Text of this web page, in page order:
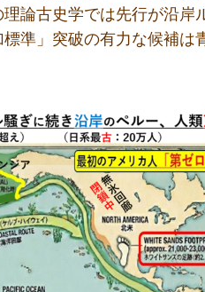
論古史学では先行が沿岸
準」突破の有力な候補は